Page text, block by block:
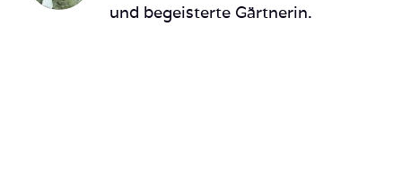
und begeisterte Gärtnerin.